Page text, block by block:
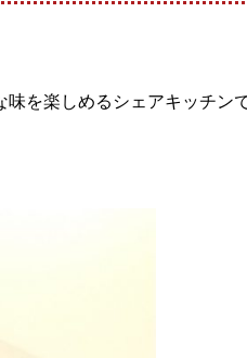
を楽しめるシェアキッチン